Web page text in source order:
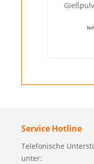
Service Hotline
Telefonische
unter: